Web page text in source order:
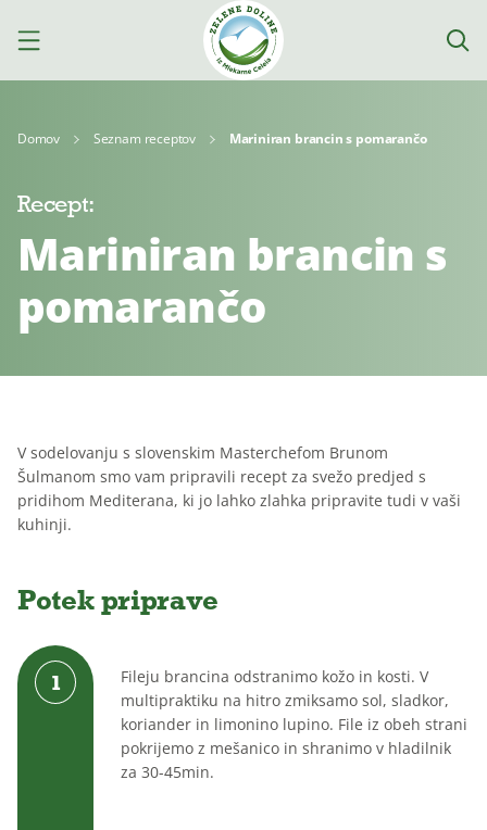
Izdelki
Mleko Jogurti Siri
Kajmak
Za
Brez
Brez
Domov Seznam receptov Mariniran brancin s pomarančo
Recept:
Mariniran brancin s
pomarančo
V sodelovanju s slovenskim Masterchefom Brunom
Šulmanom smo vam pripravili recept za svežo predjed s
pridihom Mediterana, ki jo lahko zlahka pripravite tudi v vaši
kuhinji.
Potek priprave
Fileju brancina odstranimo kožo in kosti. V
multipraktiku na hitro zmiksamo sol, sladkor,
koriander in limonino lupino. File iz obeh strani
pokrijemo z mešanico in shranimo v hladilnik
za 30-45min.